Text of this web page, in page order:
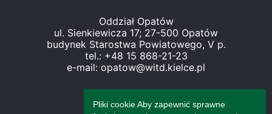
Oddział Opatów
ul. Sienkiewicza 17; 27-500 Opatów
budynek Starostwa Powiatowego, V p.
tel.: +48 15 868-21-23
e-mail: opatow@witd.kielce.pl
Pliki cookie Aby zapewnić sprawne